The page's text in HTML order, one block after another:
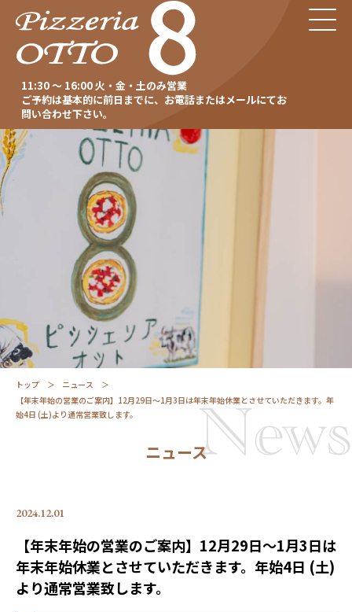
11:30 ～ 16:00 火・金・土のみ営業
ご予約は基本的に前日までに、お電話またはメールにてお
問い合わせ下さい。
トップ
ニュース
【年末年始の営業のご案内】12月29日～1月3日は年末年始休業とさせていただきます。年
始4日 (土)より通常営業致します。
ニュース
2024.12.01
【年末年始の営業のご案内】12月29日～1月3日は
年末年始休業とさせていただきます。年始4日 (土)
より通常営業致します。